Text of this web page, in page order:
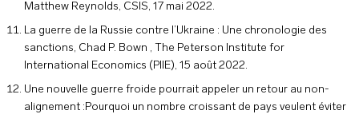
Matthew Reynolds, CSIS, 17 mai 2022.
La guerre de la Russie contre l’Ukraine : Une chronologie des
sanctions, Chad P. Bown , The Peterson Institute for
International Economics (PIIE), 15 août 2022.
Une nouvelle guerre froide pourrait appeler un retour au non-
alignement :Pourquoi un nombre croissant de pays veulent éviter